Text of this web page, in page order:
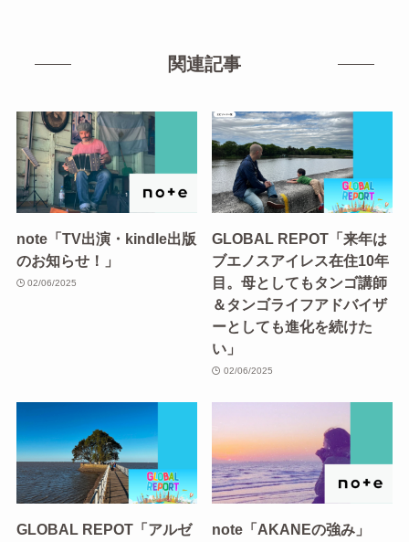
関連記事
note「TV出演・kindle出版
のお知らせ！」
02/06/2025
GLOBAL REPOT「来年は
ブエノスアイレス在住10年
目。母としてもタンゴ講師
＆タンゴライフアドバイザ
ーとしても進化を続けた
い」
02/06/2025
GLOBAL REPOT「アルゼ
note「AKANEの強み」